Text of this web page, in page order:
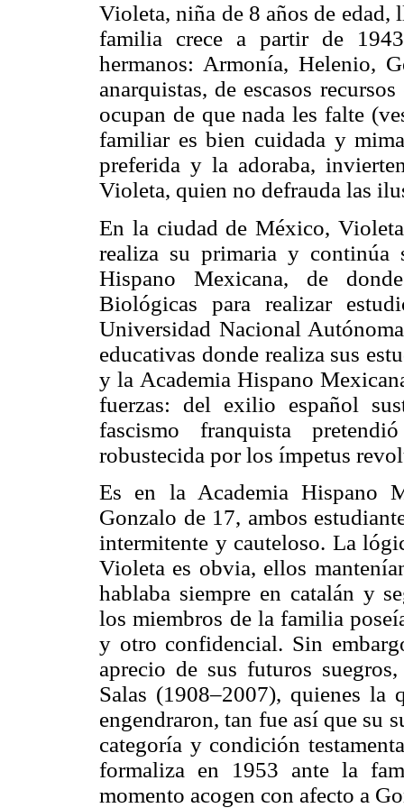
Violeta, niña de 8 años de edad,
familia crece a partir de
hermanos: Armonía, Helenio,
anarquistas, de escasos
ocupan de que nada les falte
familiar es bien cuidada y
preferida y la adoraba,
Violeta, quien no defrauda las
En la ciudad de México,
realiza su primaria y continúa
Hispano Mexicana, de
Biológicas para realizar
Universidad Nacional
educativas donde realiza sus
y la Academia Hispano
fuerzas: del exilio español
fascismo franquista
robustecida por los ímpetus
Es en la Academia Hispano
Gonzalo de 17, ambos
intermitente y cauteloso. La
Violeta es obvia, ellos
hablaba siempre en catalán y
los miembros de la familia
y otro confidencial. Sin
aprecio de sus futuros
Salas (1908–2007), quienes
engendraron, tan fue así que su
categoría y condición
formaliza en 1953 ante la
momento acogen con afecto a